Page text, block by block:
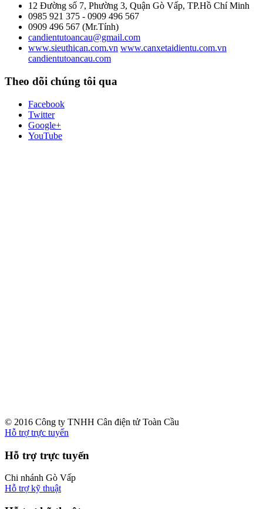
12 Đường số 7, Phường 3, Quận Gò Vấp, TP.Hồ Chí Minh
0985 921 375 - 0909 496 567
0909 496 567 (Mr.Tính)
candientutoancau@gmail.com
www.sieuthican.com.vn www.canxetaidientu.com.vn
candientutoancau.com
Theo dõi chúng tôi qua
Facebook
Twitter
Google+
YouTube
© 2016 Công ty TNHH Cân điện tử Toàn Cầu
Hỗ trợ trực tuyến
Hỗ trợ trực tuyến
Chi nhánh Gò Vấp
Hỗ trợ kỹ thuật